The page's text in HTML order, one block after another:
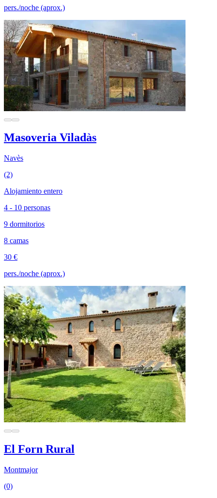
pers./noche (aprox.)
Masoveria Viladàs
Navès
(2)
Alojamiento entero
4 - 10 personas
9 dormitorios
8 camas
30 €
pers./noche (aprox.)
El Forn Rural
Montmajor
(0)